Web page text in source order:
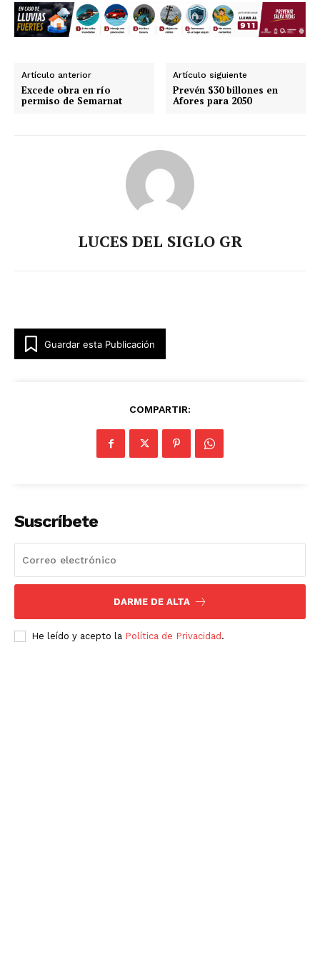
Luces
Del Siglo
Empresa
Contacto
Políticas del Sitio
Información Propietaria / Financiación
Artículo anterior
Excede obra en río
permiso de Semarnat
Artículo siguiente
Prevén $30 billones en
Afores para 2050
LUCES DEL SIGLO GR
Guardar esta Publicación
COMPARTIR:
Suscríbete
DARME DE ALTA
He leído y acepto la Política de Privacidad .